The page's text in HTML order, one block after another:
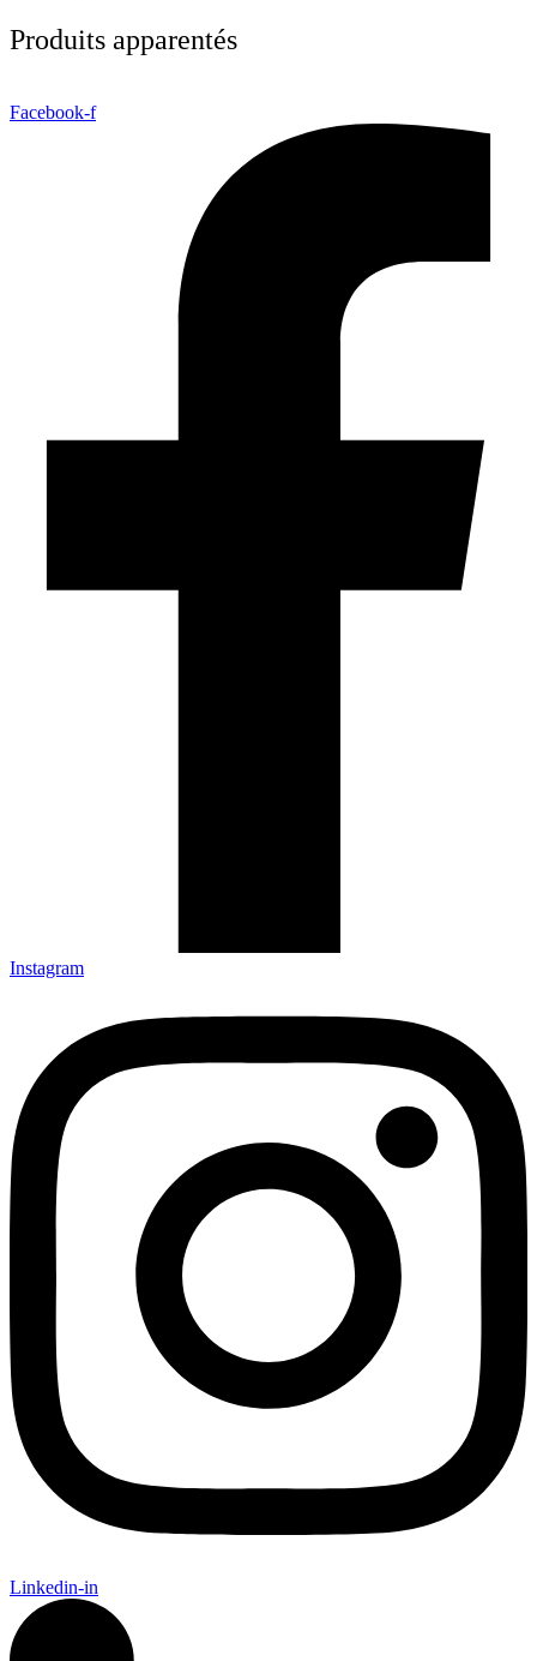
Produits apparentés
Facebook-f
Instagram
Linkedin-in